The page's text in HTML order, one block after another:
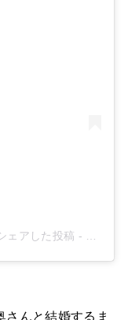
ェアした投稿 -
さんと結婚するま